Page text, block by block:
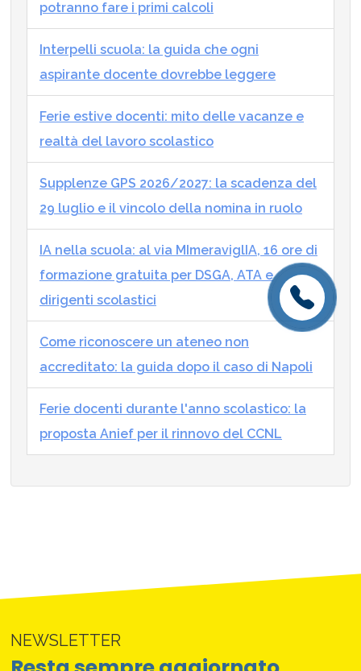
potranno fare i primi calcoli
Interpelli scuola: la guida che ogni
aspirante docente dovrebbe leggere
Ferie estive docenti: mito delle vacanze e
realtà del lavoro scolastico
Supplenze GPS 2026/2027: la scadenza del
29 luglio e il vincolo della nomina in ruolo
IA nella scuola: al via MImeraviglIA, 16 ore di
formazione gratuita per DSGA, ATA e
dirigenti scolastici
Come riconoscere un ateneo non
accreditato: la guida dopo il caso di Napoli
Ferie docenti durante l'anno scolastico: la
proposta Anief per il rinnovo del CCNL
NEWSLETTER